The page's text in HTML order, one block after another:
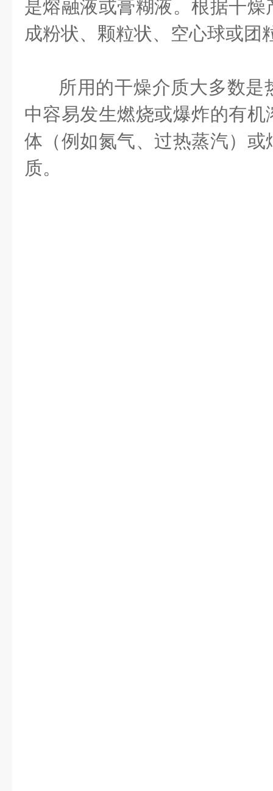
是熔融液或膏糊液。根据干
成粉状、颗粒状、空心球或团
所用的干燥介质大多数是
中容易发生燃烧或爆炸的有
体（例如氮气、过热蒸汽）
质。